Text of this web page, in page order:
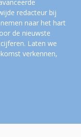
redacteur bij
naar het hart
de nieuwste
Laten we
verkennen,